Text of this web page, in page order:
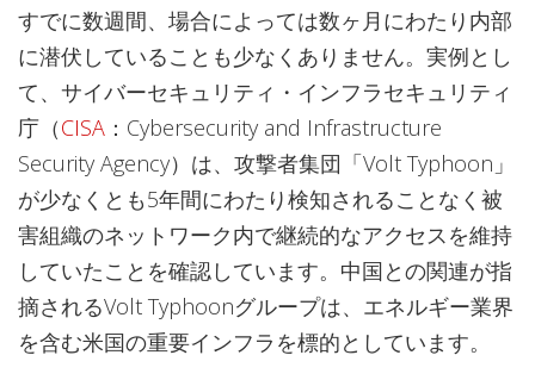
すでに数週間、場合によっては数ヶ月にわたり内部
に潜伏していることも少なくありません。実例とし
て、サイバーセキュリティ・インフラセキュリティ
庁（CISA ：Cybersecurity and Infrastructure
Security Agency）は、攻撃者集団「Volt Typhoon」
が少なくとも5年間にわたり検知されることなく被
害組織のネットワーク内で継続的なアクセスを維持
していたことを確認しています。中国との関連が指
摘されるVolt Typhoonグループは、エネルギー業界
を含む米国の重要インフラを標的としています。